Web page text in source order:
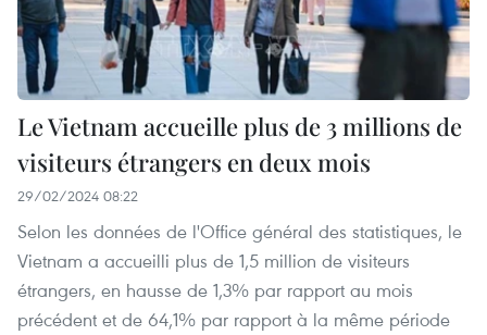
Le Vietnam accueille plus de 3 millions de
visiteurs étrangers en deux mois
29/02/2024 08:22
Selon les données de l'Office général des statistiques, le
Vietnam a accueilli plus de 1,5 million de visiteurs
étrangers, en hausse de 1,3% par rapport au mois
précédent et de 64,1% par rapport à la même période